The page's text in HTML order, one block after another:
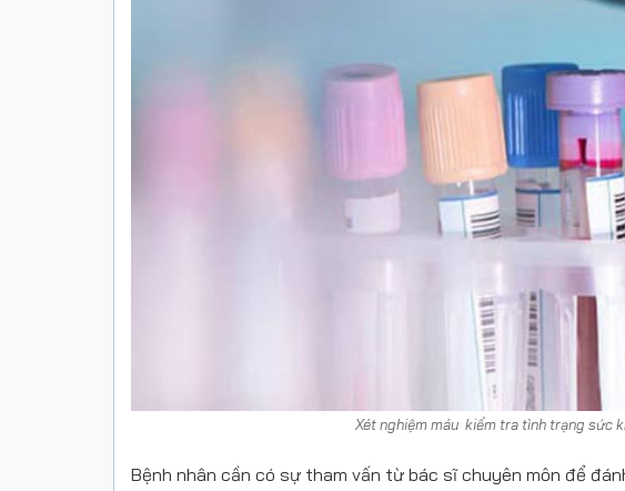
Xét nghiệm máu kiểm tra tình trạng sức
Bệnh nhân cần có sự tham vấn từ bác sĩ chuyên môn để